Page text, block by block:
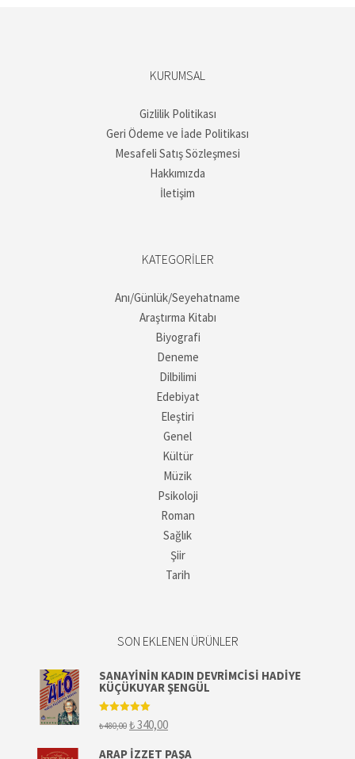
KURUMSAL
Gizlilik Politikası
Geri Ödeme ve İade Politikası
Mesafeli Satış Sözleşmesi
Hakkımızda
İletişim
KATEGORILER
Anı/Günlük/Seyehatname
Araştırma Kitabı
Biyografi
Deneme
Dilbilimi
Edebiyat
Eleştiri
Genel
Kültür
Müzik
Psikoloji
Roman
Sağlık
Şiir
Tarih
SON EKLENEN ÜRÜNLER
SANAYININ KADIN DEVRIMCISI HADIYE
KÜÇÜKUYAR ŞENGÜL
5 üzerinden
5.00oy aldı
₺480,00 Orijinal
fiyat:
₺ 480,00.
₺340,00Şu
andaki
fiyat:
ARAP İZZET PAŞA